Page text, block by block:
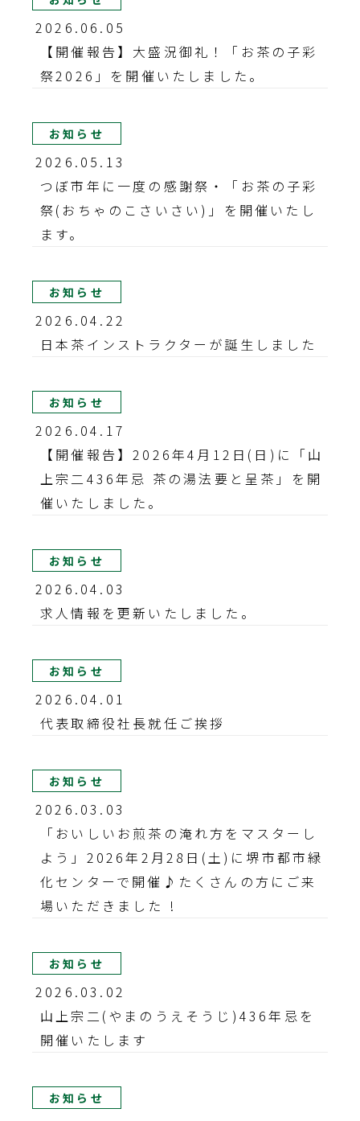
2026.06.05
【開催報告】大盛況御礼！「お茶の子彩
祭2026」を開催いたしました。
お知らせ
2026.05.13
つぼ市年に一度の感謝祭・「お茶の子彩
祭(おちゃのこさいさい)」を開催いたし
ます。
お知らせ
2026.04.22
日本茶インストラクターが誕生しました
お知らせ
2026.04.17
【開催報告】2026年4月12日(日)に「山
上宗二436年忌 茶の湯法要と呈茶」を開
催いたしました。
お知らせ
2026.04.03
求人情報を更新いたしました。
お知らせ
2026.04.01
代表取締役社長就任ご挨拶
お知らせ
2026.03.03
「おいしいお煎茶の淹れ方をマスターし
よう」2026年2月28日(土)に堺市都市緑
化センターで開催♪たくさんの方にご来
場いただきました !
お知らせ
2026.03.02
山上宗二(やまのうえそうじ)436年忌を
開催いたします
お知らせ